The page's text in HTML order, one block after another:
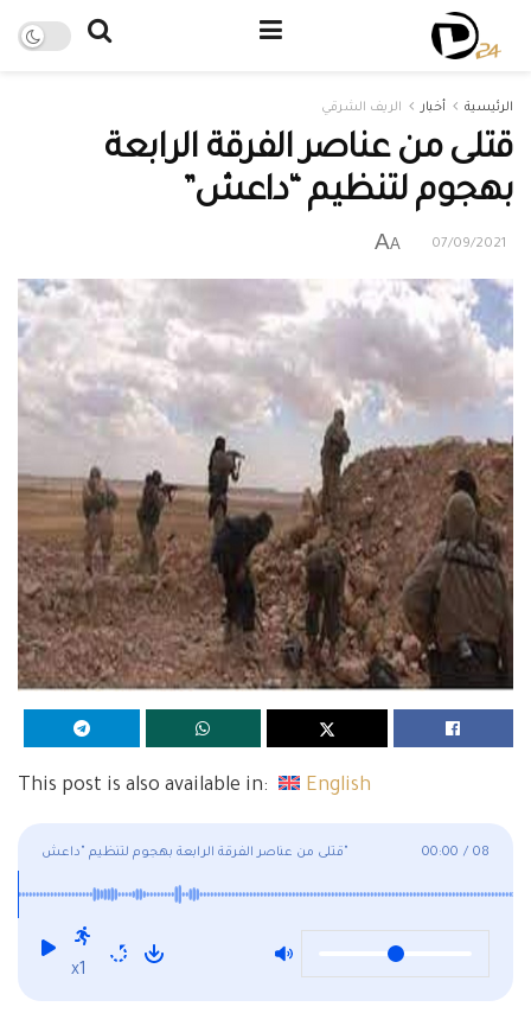
الرئيسية أخبار الريف الشرقي
قتلى من عناصر الفرقة الرابعة
بهجوم لتنظيم “داعش”
07/09/2021
A
A
This post is also available in: English
قتلى من عناصر الفرقة الرابعة بهجوم لتنظيم "داعش" 00:00 / 08
x1